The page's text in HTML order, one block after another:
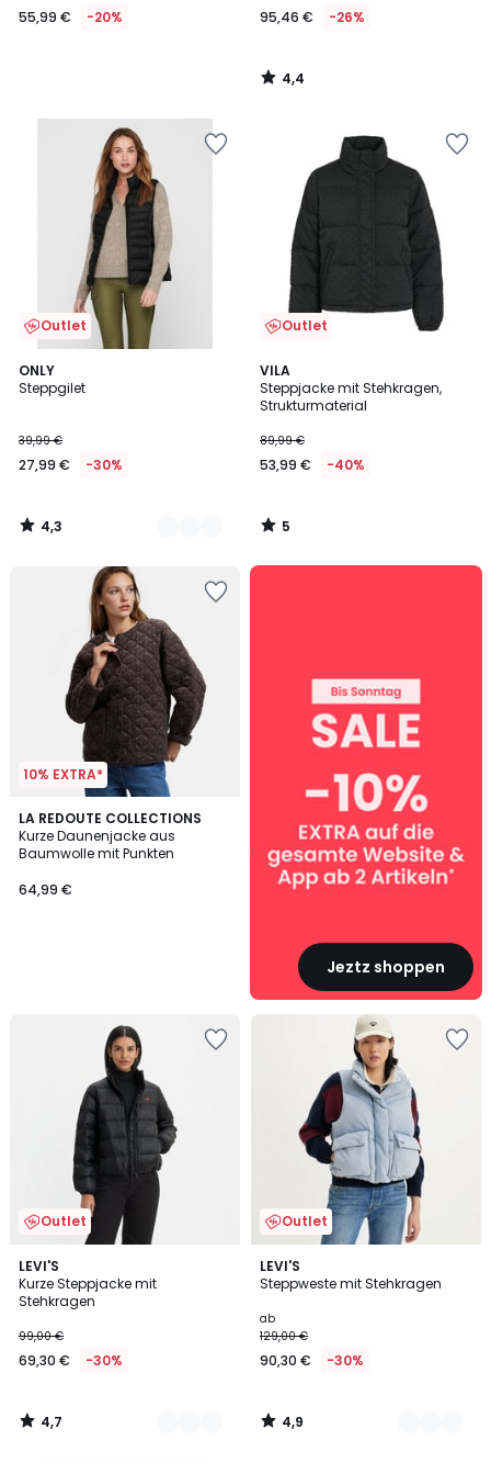
Statt
angewendet.
55,99 € -20% 95,46 € -26%
4,4
/
Outlet
ONLY
Steppgilet
39,99 €
27,99 € -30%
4,3
/ 5
2
Farben
4,3
/
Outlet
VILA
Steppjacke mit Stehkragen,
Strukturmaterial
89,99 €
53,99 € -40%
5
/
5
5
/
10% EXTRA*
LA REDOUTE COLLECTIONS
Kurze Daunenjacke aus
Baumwolle mit Punkten
64,99 €
Jeztz shoppen
SALE
Artikeln*
Outlet
LEVI'S
Kurze Steppjacke mit
Stehkragen
99,00 €
69,30 € -30%
4,7
/ 5
2
Farben
4,7
/
Outlet
LEVI'S
Steppweste mit Stehkragen
ab
129,00 €
90,30 € -30%
4,9
/ 5
3
Farben
4,9
/